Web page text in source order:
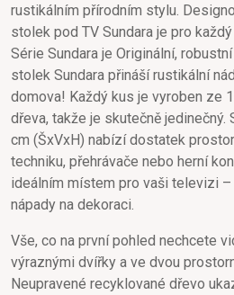
rustikálním přírodním stylu.
stolek pod TV Sundara je pro
Série Sundara je Originální,
stolek Sundara přináší rustikální
domova! Každý kus je vyroben ze
dřeva, takže je skutečně jedinečný.
cm (ŠxVxH) nabízí dostatek
techniku, přehrávače nebo herní
ideálním místem pro vaši televizi
nápady na dekoraci.
Vše, co na první pohled nechcete
výraznými dvířky a ve dvou
Neupravené recyklované dřevo